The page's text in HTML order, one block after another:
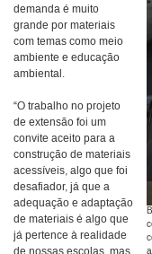
demanda é muito
grande por materiais
com temas como meio
ambiente e educação
ambiental.
“O trabalho no projeto
de extensão foi um
convite aceito para a
construção de materiais
acessíveis, algo que foi
desafiador, já que a
adequação e adaptação
de materiais é algo que
já pertence à realidade